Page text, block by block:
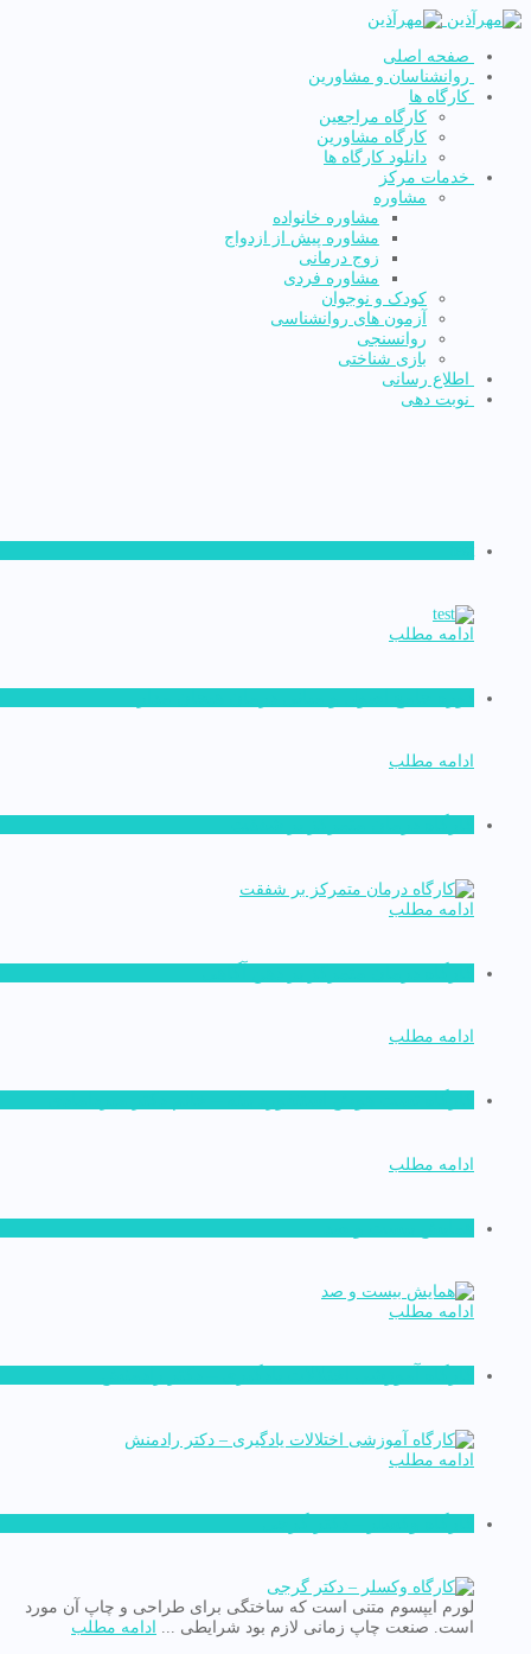
صفحه اصلی
روانشناسان و مشاورین
کارگاه ها
کارگاه مراجعین
کارگاه مشاورین
دانلود کارگاه ها
خدمات مرکز
مشاوره
مشاوره خانواده
مشاوره پیش از ازدواج
زوج درمانی
مشاوره فردی
کودک و نوجوان
آزمون های روانشناسی
روانسنجی
بازی شناختی
اطلاع رسانی
نوبت دهی
ادامه مطلب
ادامه مطلب
ادامه مطلب
ادامه مطلب
ادامه مطلب
ادامه مطلب
ادامه مطلب
لورم ایپسوم متنی است که ساختگی برای طراحی و چاپ آن مورد
است. صنعت چاپ زمانی لازم بود شرایطی ...ادامه مطلب